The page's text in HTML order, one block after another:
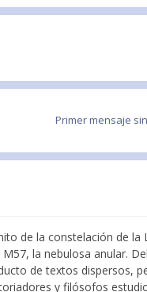
Primer mensaje
de la constelación de la
la nebulosa anular.
de textos dispersos,
y filósofos